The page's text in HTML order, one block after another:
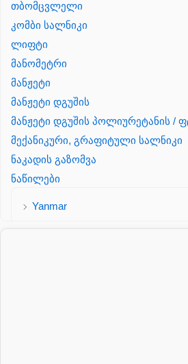
თბომცვლელი
კომბი სალნიკი
ლიფტი
მანომეტრი
მანჟეტი
მანჟეტი დგუშის
მანჟეტი დგუშის პოლიურეტანის /
მექანიკური, გრაფიტული სალნიკი
ნაკადის გაზომვა
ნაწილები
Yanmar